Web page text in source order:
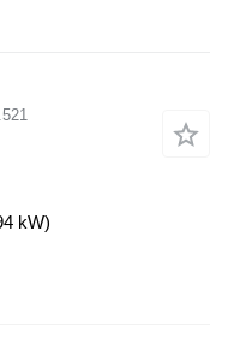
kW)